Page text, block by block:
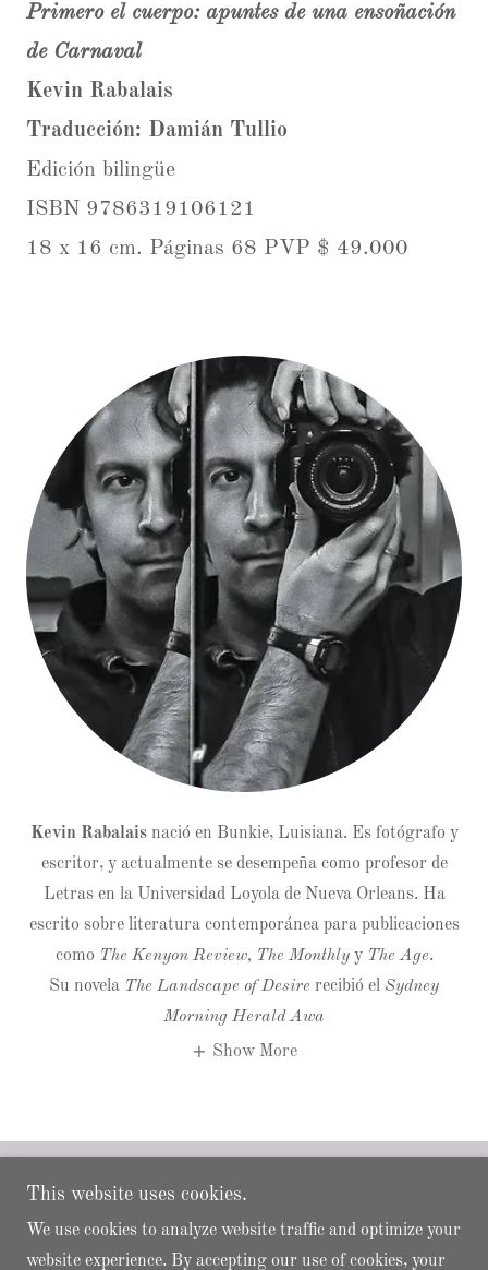
Primero el cuerpo: apuntes de una ensoñación
de Carnaval
Kevin Rabalais
Traducción: Damián Tullio
Edición bilingüe
ISBN 9786319106121
18 x 16 cm. Páginas 68 PVP $ 49.000
Kevin Rabalaisnació en Bunkie, Luisiana. Es fotógrafo y
escritor, y actualmente se desempeña como profesor de
Letras en la Universidad Loyola de Nueva Orleans. Ha
escrito sobre literatura contemporánea para publicaciones
como The Kenyon Review, The Monthlyy The Age.
Su novela The Landscape of Desire recibió el Sydney
Morning Herald Awa
Show More
Copyright © 2025 Queequeg Press - All Rights Reserved.
contacto@queequegpress.com
This website uses cookies.
We use cookies to analyze website traffic and optimize your
website experience. By accepting our use of cookies, your